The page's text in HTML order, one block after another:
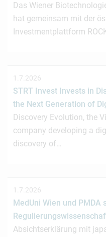
Das Wiener
hat gemeinsam mit der
Investmentplattform
1.7.2026
STRT Invest Invests in
the Next Generation of
Discovery Evolution, the
company developing a
discovery of…
1.7.2026
MedUni Wien und
Absichtserklärung mit